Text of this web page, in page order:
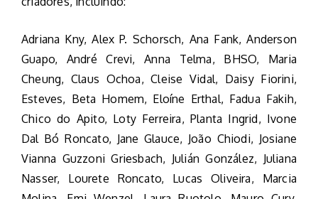
Adriana Kny, Alex P. Schorsch, Ana Fank, Anderson
Guapo, André Crevi, Anna Telma, BHSO, Maria
Cheung, Claus Ochoa, Cleise Vidal, Daisy Fiorini,
Esteves, Beta Homem, Eloíne Erthal, Fadua Fakih,
Chico do Apito, Loty Ferreira, Planta Ingrid, Ivone
Dal Bó Roncato, Jane Glauce, João Chiodi, Josiane
Vianna Guzzoni Griesbach, Julián González, Juliana
Nasser, Lourete Roncato, Lucas Oliveira, Marcia